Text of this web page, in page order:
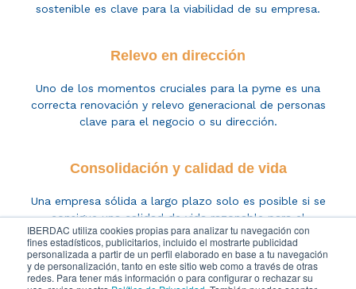
IBERDAC utiliza cookies propias para analizar tu navegación con
fines estadísticos, publicitarios, incluido el mostrarte publicidad
personalizada a partir de un perfil elaborado en base a tu navegación
y de personalización, tanto en este sitio web como a través de otras
redes. Para tener más información o para configurar o rechazar su
sostenible es clave para la viabilidad de su empresa.
Relevo en dirección
Uno de los momentos cruciales para la pyme es una
correcta renovación y relevo generacional de personas
clave para el negocio o su dirección.
Consolidación y calidad de vida
Una empresa sólida a largo plazo solo es posible si se
consigue una calidad de vida razonable para el
empresario.